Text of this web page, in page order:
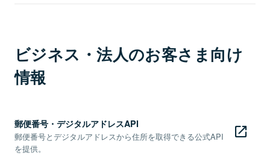
ビジネス・法人のお客さま向け
情報
郵便番号・デジタルアドレスAPI
郵便番号とデジタルアドレスから住所を取得できる公式API
を提供。